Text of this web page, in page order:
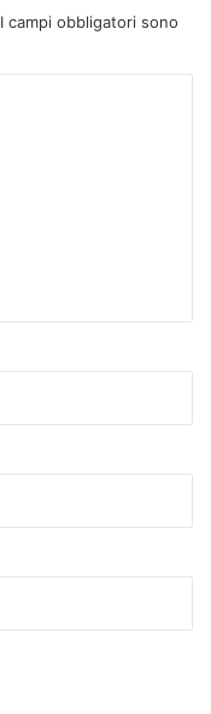
I campi obbligatori sono